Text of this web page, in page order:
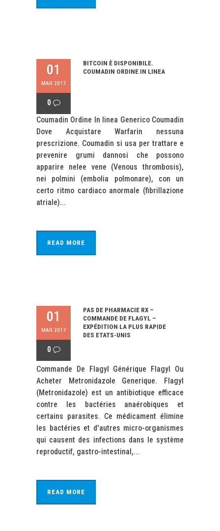
01
MAR 2017
0
BITCOIN È DISPONIBILE.
COUMADIN ORDINE IN LINEA
Coumadin Ordine In linea Generico Coumadin
Dove Acquistare Warfarin nessuna
prescrizione. Coumadin si usa per trattare e
prevenire grumi dannosi che possono
apparire nelee vene (Venous thrombosis),
nei polmini (embolia polmonare), con un
certo ritmo cardiaco anormale (fibrillazione
atriale)...
READ MORE
01
MAR 2017
0
PAS DE PHARMACIE RX –
COMMANDE DE FLAGYL –
EXPÉDITION LA PLUS RAPIDE
DES ETATS-UNIS
Commande De Flagyl Générique Flagyl Ou
Acheter Metronidazole Generique. Flagyl
(Metronidazole) est un antibiotique efficace
contre les bactéries anaérobiques et
certains parasites. Ce médicament élimine
les bactéries et d'autres micro-organismes
qui causent des infections dans le système
reproductif, gastro-intestinal,...
READ MORE